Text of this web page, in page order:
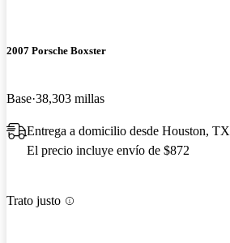
2007 Porsche Boxster
Base 38,303 millas
Entrega a domicilio desde Houston, TX
El precio incluye envío de $872
Trato justo